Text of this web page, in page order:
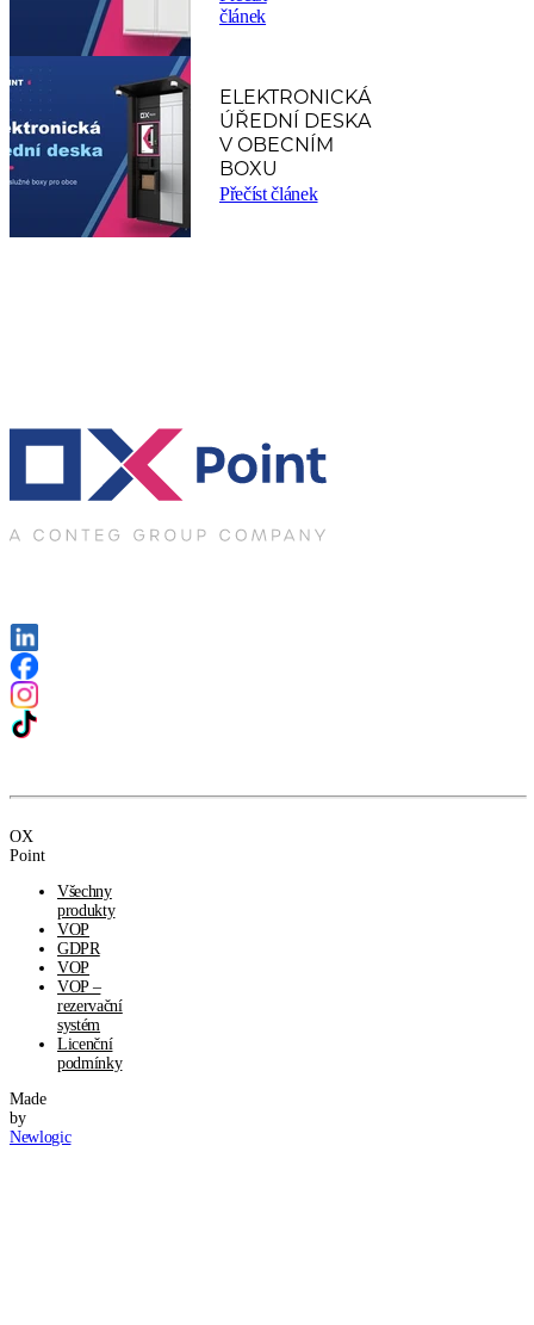
článek
ELEKTRONICKÁ
ÚŘEDNÍ DESKA
V OBECNÍM
BOXU
Přečíst článek
OX
Point
Všechny
produkty
VOP
GDPR
VOP
VOP –
rezervační
systém
Licenční
podmínky
Made
by
Newlogic